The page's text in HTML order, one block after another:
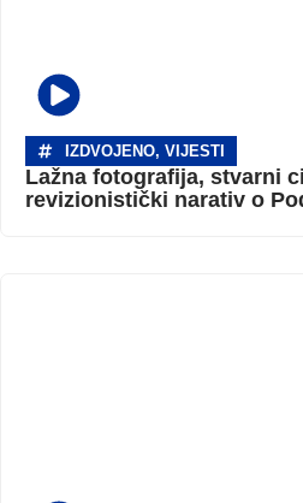
IZDVOJENO, VIJESTI
Lažna fotografija, stvarni
revizionistički narativ o